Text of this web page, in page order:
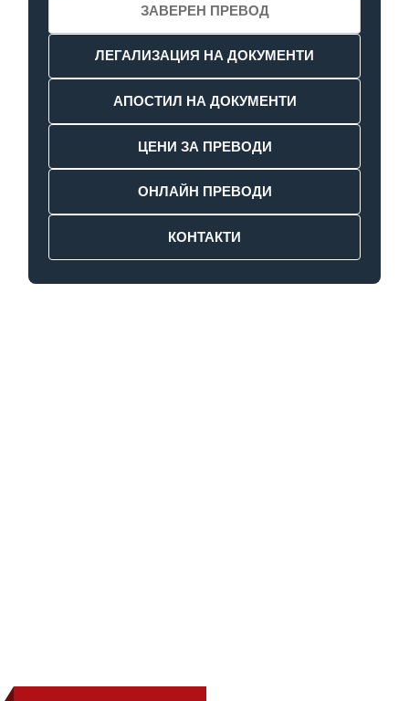
ЗАВЕРЕН ПРЕВОД
ЛЕГАЛИЗАЦИЯ НА ДОКУМЕНТИ
АПОСТИЛ НА ДОКУМЕНТИ
ЦЕНИ ЗА ПРЕВОДИ
ОНЛАЙН ПРЕВОДИ
КОНТАКТИ